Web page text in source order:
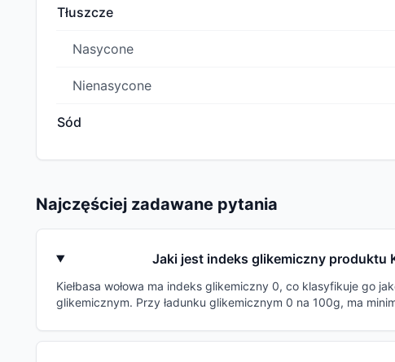
Tłuszcze
Nasycone
Nienasycone
Sód
Najczęściej zadawane pytania
Jaki jest indeks glikemiczny produktu
Kiełbasa wołowa ma indeks glikemiczny 0, co klasyfikuje go
glikemicznym. Przy ładunku glikemicznym 0 na 100g, ma